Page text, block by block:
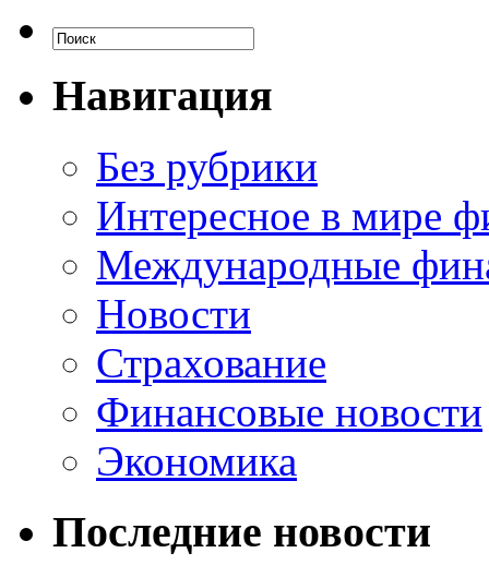
Навигация
Без рубрики
Интересное в мире
Международные
Новости
Страхование
Финансовые новости
Экономика
Последние новости